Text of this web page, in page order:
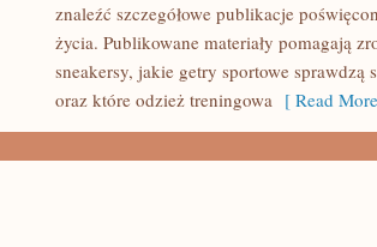
SPORTOWE
znaleźć szczegółowe publikacje
życia. Publikowane materiały pomagają
sneakersy, jakie getry sportowe sprawdzą
oraz które odzież treningowa [ Read